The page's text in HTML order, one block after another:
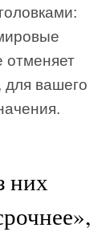
отменяет
для вашего
них